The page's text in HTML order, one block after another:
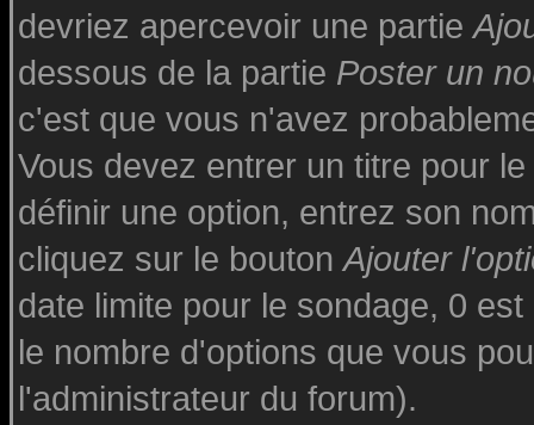
devriez apercevoir une partie
dessous de la partie Poster un
c'est que vous n'avez
Vous devez entrer un titre pour
définir une option, entrez son
cliquez sur le boutonAjouter
date limite pour le sondage, 0
le nombre d'options que vous
l'administrateur du forum).